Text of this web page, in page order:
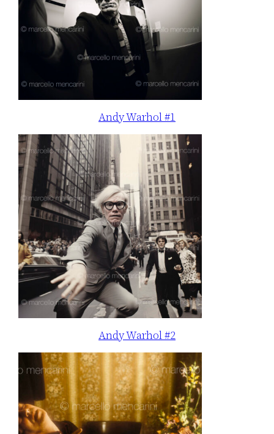
Andy Warhol #1
Andy Warhol #2